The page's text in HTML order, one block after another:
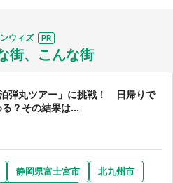
ウィズ
街、こんな街
弾丸ツアー」に挑戦！ 日帰りで
？その結果は...
静岡県富士宮市
北九州市